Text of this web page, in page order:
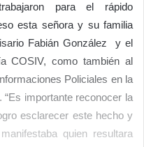
para el rápido
esta señora y su familia
Fabián González y el
COSIV, como también al
Policiales en la
“Es importante reconocer la
esclarecer este hecho y
quien resultara